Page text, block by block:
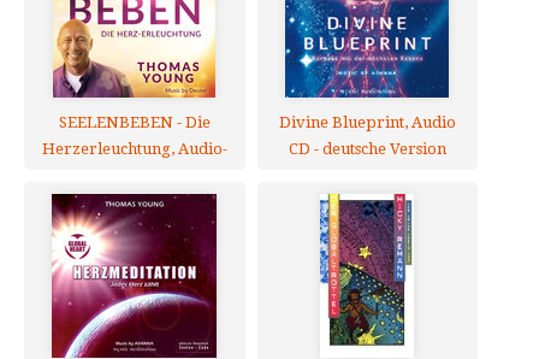
SEELENBEBEN - Die
Herzerleuchtung, Audio-
Divine Blueprint, Audio
CD - deutsche Version